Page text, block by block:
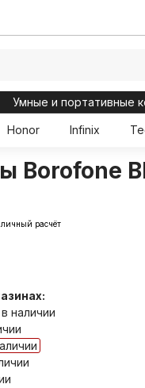
Умные и портативные
Honor Infinix
Borofone
расчёт
наличии